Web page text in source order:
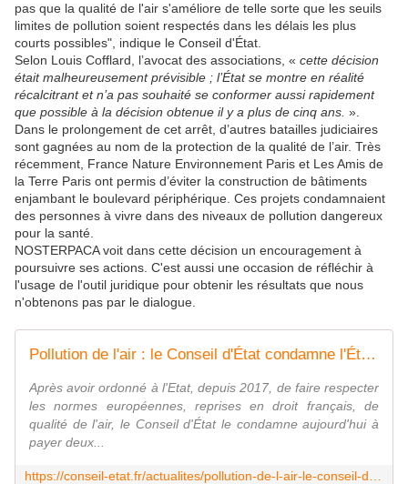
pas que la qualité de l'air s'améliore de telle sorte que les seuils
limites de pollution soient respectés dans les délais les plus
courts possibles", indique le Conseil d'État.
Selon Louis Cofflard, l’avocat des associations, « cette décision
était malheureusement prévisible ; l’État se montre en réalité
récalcitrant et n’a pas souhaité se conformer aussi rapidement
que possible à la décision obtenue il y a plus de cinq ans. ».
Dans le prolongement de cet arrêt, d’autres batailles judiciaires
sont gagnées au nom de la protection de la qualité de l’air. Très
récemment, France Nature Environnement Paris et Les Amis de
la Terre Paris ont permis d’éviter la construction de bâtiments
enjambant le boulevard périphérique. Ces projets condamnaient
des personnes à vivre dans des niveaux de pollution dangereux
pour la santé.
NOSTERPACA voit dans cette décision un encouragement à
poursuivre ses actions. C'est aussi une occasion de réfléchir à
l'usage de l'outil juridique pour obtenir les résultats que nous
n'obtenons pas par le dialogue.
Pollution de l'air : le Conseil d'État condamne l'État à payer deux astreintes de 10 millions d'euros
Après avoir ordonné à l'Etat, depuis 2017, de faire respecter
les normes européennes, reprises en droit français, de
qualité de l'air, le Conseil d'État le condamne aujourd'hui à
payer deux...